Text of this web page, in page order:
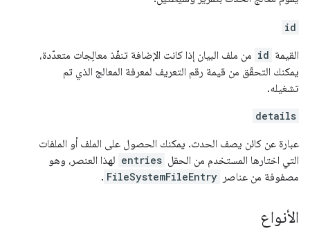
id
القيمة id من ملف البيان إذا كانت الإضافة تنفّذ معالِجات متعدّدة،
يمكنك التحقّق من قيمة رقم التعريف لمعرفة المعالج الذي تم
تشغيله.
details
عبارة عن كائن يصف الحدث. يمكنك الحصول على الملف أو الملفات
التي اختارها المستخدم من الحقل entries لهذا العنصر، وهو
مصفوفة من عناصر FileSystemFileEntry
.
الأنواع